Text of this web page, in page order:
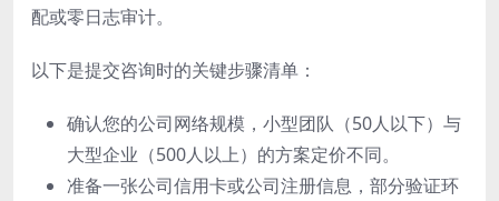
配或零日志审计。
以下是提交咨询时的关键步骤清单：
确认您的公司网络规模，小型团队（50人以下）与
大型企业（500人以上）的方案定价不同。
准备一张公司信用卡或公司注册信息，部分验证环